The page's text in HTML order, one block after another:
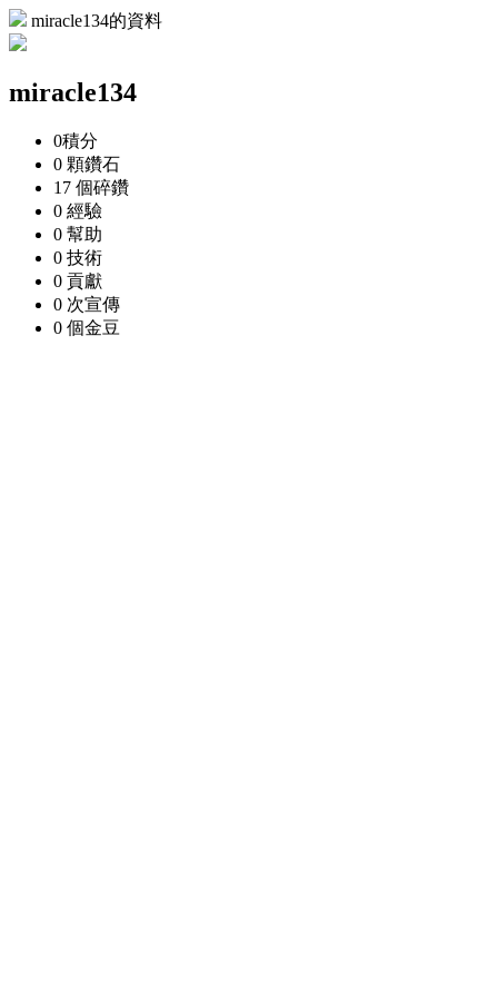
miracle134的資料
miracle134
0積分
0 顆鑽石
17 個碎鑽
0 經驗
0 幫助
0 技術
0 貢獻
0 次宣傳
0 個金豆